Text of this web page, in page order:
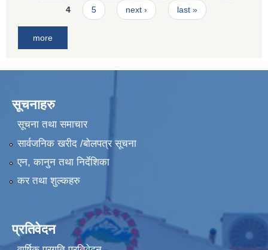
4 5 next › last »
more
सूचनाहरु
सूचना तथा समाचार
सार्वजनिक खरीद /बोलपत्र सूचना
एन, कानुन तथा निर्देशिका
कर तथा शुल्कहरु
प्रतिवेदन